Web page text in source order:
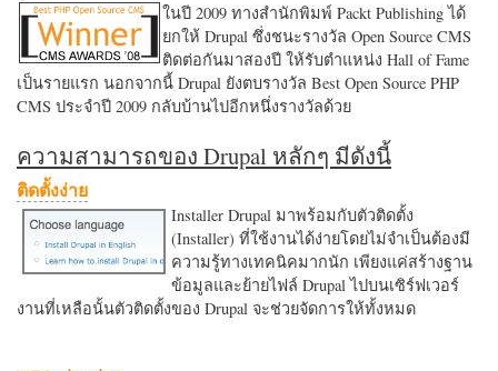
ในปี 2009 ทางสำนักพิมพ์ Packt Publishing ได้
ยกให้ Drupal ซึ่งชนะรางวัล Open Source CMS
ติดต่อกันมาสองปี ให้รับตำแหน่ง Hall of Fame
เป็นรายแรก นอกจากนี้ Drupal ยังตบรางวัล Best Open Source PHP
CMS ประจำปี 2009 กลับบ้านไปอีกหนึ่งรางวัลด้วย
ความสามารถของ Drupal หลักๆ มีดังนี้
ติดตั้งง่าย
Installer Drupal มาพร้อมกับตัวติดตั้ง
(Installer) ที่ใช้งานได้ง่ายโดยไม่จำเป็นต้องมี
ความรู้ทางเทคนิคมากนัก เพียงแค่สร้างฐาน
ข้อมูลและย้ายไฟล์ Drupal ไปบนเซิร์ฟเวอร์
งานที่เหลือนั้นตัวติดตั้งของ Drupal จะช่วยจัดการให้ทั้งหมด